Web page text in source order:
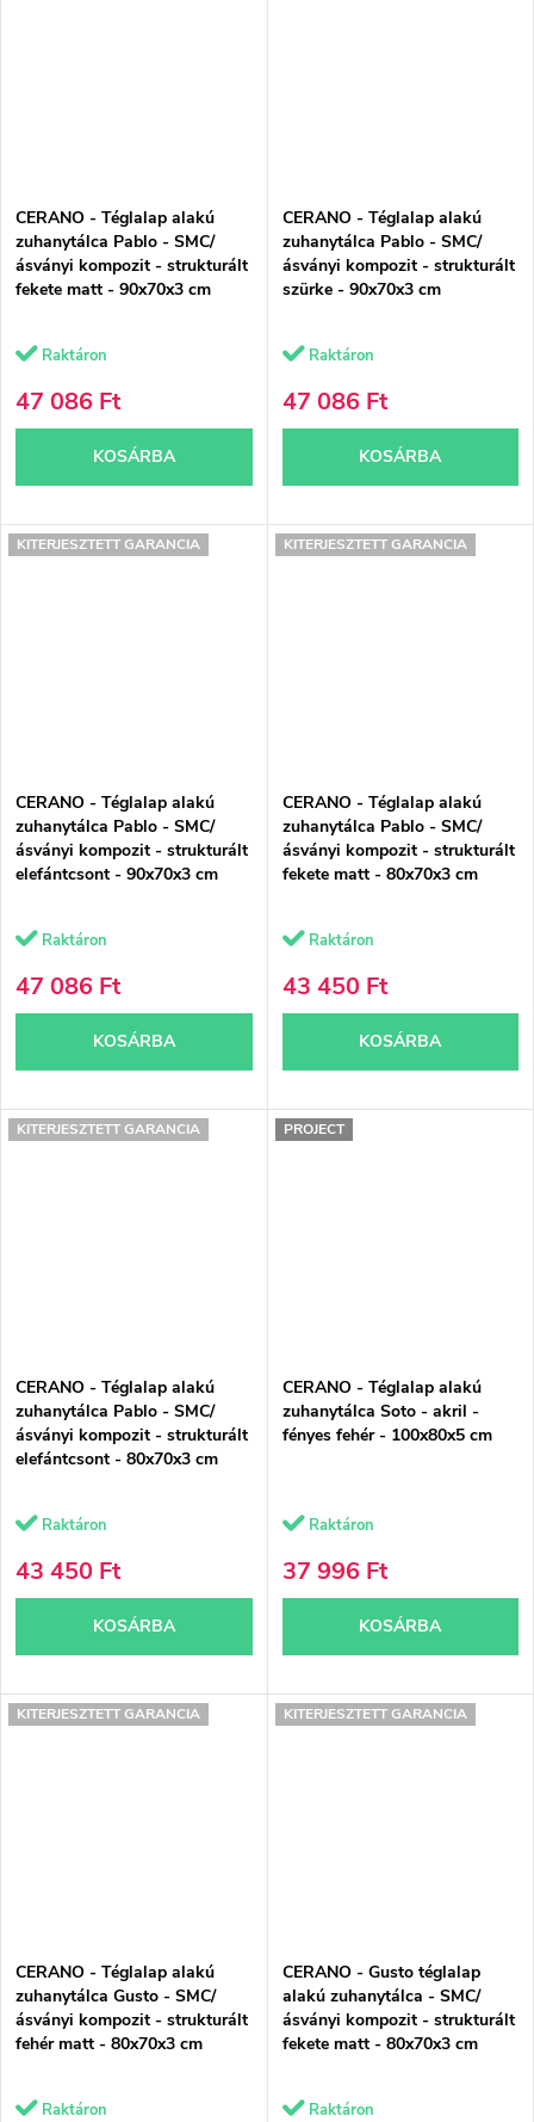
CERANO - Téglalap alakú
zuhanytálca Pablo - SMC/
ásványi kompozit - strukturált
fekete matt - 90x70x3 cm
Raktáron
47 086 Ft
KOSÁRBA
CERANO - Téglalap alakú
zuhanytálca Pablo - SMC/
ásványi kompozit - strukturált
szürke - 90x70x3 cm
Raktáron
47 086 Ft
KOSÁRBA
KITERJESZTETT GARANCIA
CERANO - Téglalap alakú
zuhanytálca Pablo - SMC/
ásványi kompozit - strukturált
elefántcsont - 90x70x3 cm
Raktáron
47 086 Ft
KOSÁRBA
KITERJESZTETT GARANCIA
CERANO - Téglalap alakú
zuhanytálca Pablo - SMC/
ásványi kompozit - strukturált
fekete matt - 80x70x3 cm
Raktáron
43 450 Ft
KOSÁRBA
KITERJESZTETT GARANCIA
CERANO - Téglalap alakú
zuhanytálca Pablo - SMC/
ásványi kompozit - strukturált
elefántcsont - 80x70x3 cm
Raktáron
43 450 Ft
KOSÁRBA
PROJECT
CERANO - Téglalap alakú
zuhanytálca Soto - akril -
fényes fehér - 100x80x5 cm
Raktáron
37 996 Ft
KOSÁRBA
KITERJESZTETT GARANCIA
CERANO - Téglalap alakú
zuhanytálca Gusto - SMC/
ásványi kompozit - strukturált
fehér matt - 80x70x3 cm
Raktáron
KITERJESZTETT GARANCIA
CERANO - Gusto téglalap
alakú zuhanytálca - SMC/
ásványi kompozit - strukturált
fekete matt - 80x70x3 cm
Raktáron